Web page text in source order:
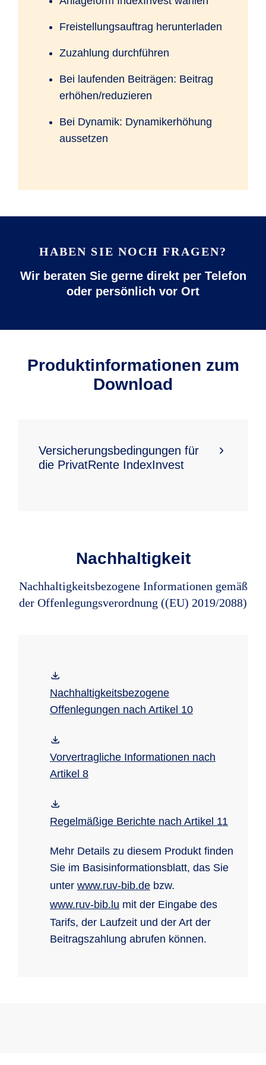
Tagesaktuelle Informationen zuraktuellen
Wertentwicklung des SOMAS Index.
Freistellungsauftrag herunterladen
Zuzahlung durchführen
Bei laufenden Beiträgen: Beitrag
erhöhen/reduzieren
Bei Dynamik: Dynamikerhöhung
aussetzen
HABEN SIE NOCH FRAGEN?
Wir beraten Sie gerne direkt per Telefon
oder persönlich vor Ort
Produktinformationen zum
Download
Versicherungsbedingungen für
die PrivatRente IndexInvest
Nachhaltigkeit
Nachhaltigkeitsbezogene Informationen gemäß
der Offenlegungsverordnung ((EU) 2019/2088)
Nachhaltigkeitsbezogene
Offenlegungen nach Artikel 10
Vorvertragliche Informationen nach
Artikel 8
Regelmäßige Berichte nach Artikel 11
Mehr Details zu diesem Produkt finden
Sie im Basisinformationsblatt, das Sie
unter www.ruv-bib.de bzw.
www.ruv-bib.lu mit der Eingabe des
Tarifs, der Laufzeit und der Art der
Beitragszahlung abrufen können.